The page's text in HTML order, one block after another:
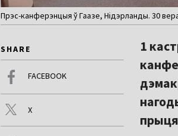
Прэс-канферэнцыя ў Гаазе, Нідэрланды. 30
SHARE
FACEBOOK
X
1